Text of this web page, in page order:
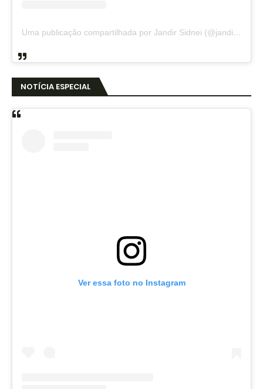
Uma publicação compartilhada por Jandir Sidnei (@jandirsidnei)
NOTÍCIA ESPECIAL
Ver essa foto no Instagram